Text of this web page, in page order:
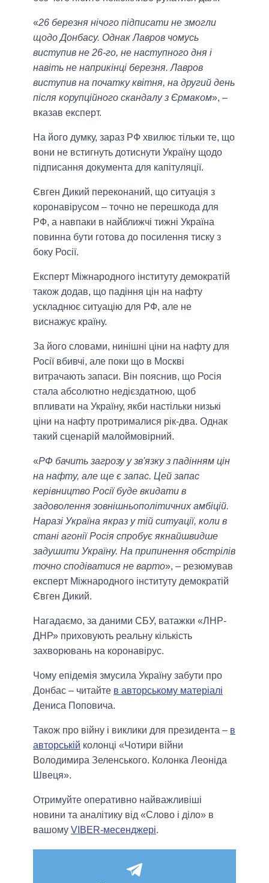
«26 березня нічого підписати не змогли
щодо Донбасу. Однак Лавров чомусь
виступив не 26-го, не наступного дня і
навіть не наприкінці березня. Лавров
виступив на початку квітня, на другий день
після корупційного скандалу з Єрмаком», –
вказав експерт.
На його думку, зараз РФ хвилює тільки те, що
вони не встигнуть дотиснути Україну щодо
підписання документа для капітуляції.
Євген Дикий переконаний, що ситуація з
коронавірусом – точно не перешкода для
РФ, а навпаки в найближчі тижні Україна
повинна бути готова до посилення тиску з
боку Росії.
Експерт Міжнародного інституту демократій
також додав, що падіння цін на нафту
ускладнює ситуацію для РФ, але не
виснажує країну.
За його словами, нинішні ціни на нафту для
Росії вбивчі, але поки що в Москві
витрачають запаси. Він пояснив, що Росія
стала абсолютно недієздатною, щоб
впливати на Україну, якби настільки низькі
ціни на нафту протрималися рік-два. Однак
такий сценарій малоймовірний.
«РФ бачить загрозу у зв'язку з падінням цін
на нафту, але ще є запас. Цей запас
керівництво Росії буде вкидати в
задоволення зовнішньополітичних амбіцій.
Наразі Україна якраз у тій ситуації, коли в
стані агонії Росія спробує якнайшвидше
задушити Україну. На припинення обстрілів
точно сподіватися не варто», – резюмував
експерт Міжнародного інституту демократій
Євген Дикий.
Нагадаємо, за даними СБУ, ватажки «ЛНР-
ДНР» приховують реальну кількість
захворювань на коронавірус.
Чому епідемія змусила Україну забути про
Донбас – читайте в авторському матеріалі
Дениса Поповича.
Також про війну і виклики для президента – в
авторській колонці «Чотири війни
Володимира Зеленського. Колонка Леоніда
Швеця».
Отримуйте оперативно найважливіші
новини та аналітику від «Слово і діло» в
вашому VIBER-месенджері.